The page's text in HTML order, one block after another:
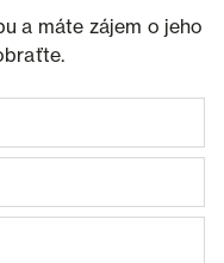
a máte zájem o jeho